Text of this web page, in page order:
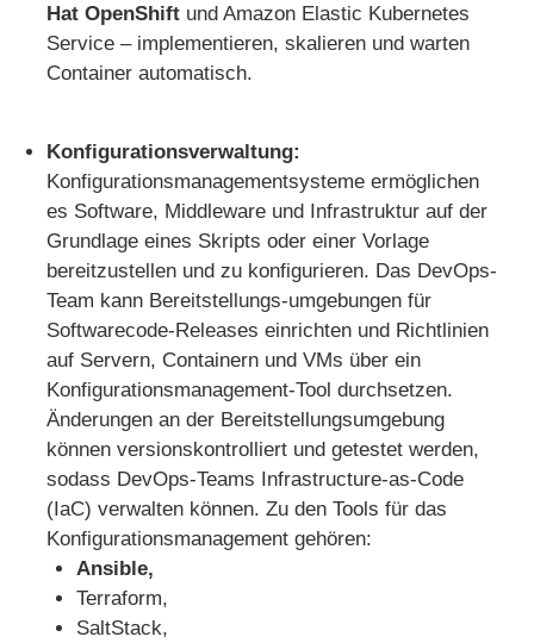
Hat OpenShiftund Amazon Elastic Kubernetes
Service – implementieren, skalieren und warten
Container automatisch.
Konfigurationsverwaltung:
Konfigurationsmanagementsysteme ermöglichen
es Software, Middleware und Infrastruktur auf der
Grundlage eines Skripts oder einer Vorlage
bereitzustellen und zu konfigurieren. Das DevOps-
Team kann Bereitstellungs-umgebungen für
Softwarecode-Releases einrichten und Richtlinien
auf Servern, Containern und VMs über ein
Konfigurationsmanagement-Tool durchsetzen.
Änderungen an der Bereitstellungsumgebung
können versionskontrolliert und getestet werden,
sodass DevOps-Teams Infrastructure-as-Code
(IaC) verwalten können. Zu den Tools für das
Konfigurationsmanagement gehören:
Ansible,
Terraform,
SaltStack,